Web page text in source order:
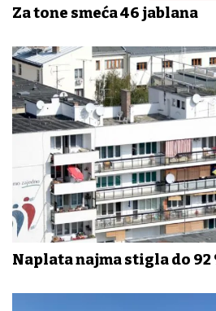
Za tone smeća 46 jablana
Naplata najma stigla do 92